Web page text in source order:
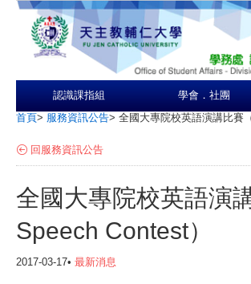
認識課指組 學會．社團
首頁> 服務資訊公告> 全國大專院校英語演講比賽
回服務資訊公告
全國大專院校英語演
Speech Contest）
2017-03-17• 最新消息